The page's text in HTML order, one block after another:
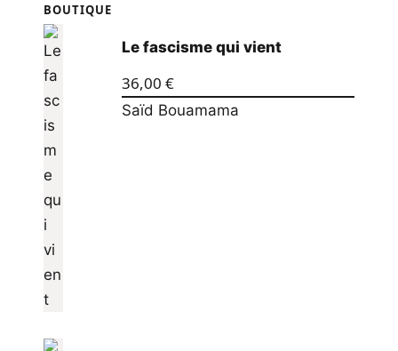
BOUTIQUE
Le fascisme qui vient
36,00 €
Saïd Bouamama